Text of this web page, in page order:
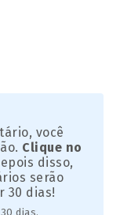
você
Clique no
disso,
serão
30 dias!
dias.